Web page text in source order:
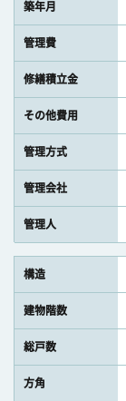
築年月
管理費
修繕積立金
その他費用
管理方式
管理会社
管理人
構造
建物階数
総戸数
方角